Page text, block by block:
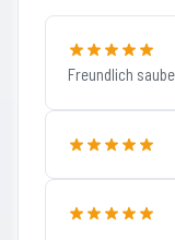
Freundlich